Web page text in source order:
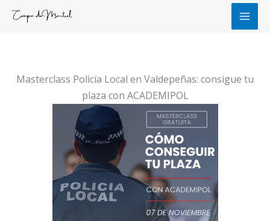
Masterclass Policía Local en Valdepeñas: consigue tu
plaza con ACADEMIPOL